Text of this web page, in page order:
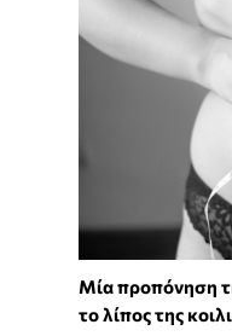
Μία προπόνηση
το λίπος της